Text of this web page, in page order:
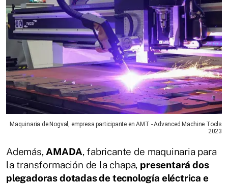
Maquinaria de Nogval, empresa participante en AMT - Advanced Machine Tools
2023
Además,AMADA, fabricante de maquinaria para
la transformación de la chapa, presentará dos
plegadoras dotadas de tecnología eléctrica e